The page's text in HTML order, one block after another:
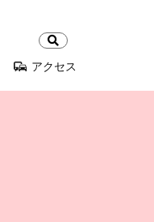
検
索:
アクセス